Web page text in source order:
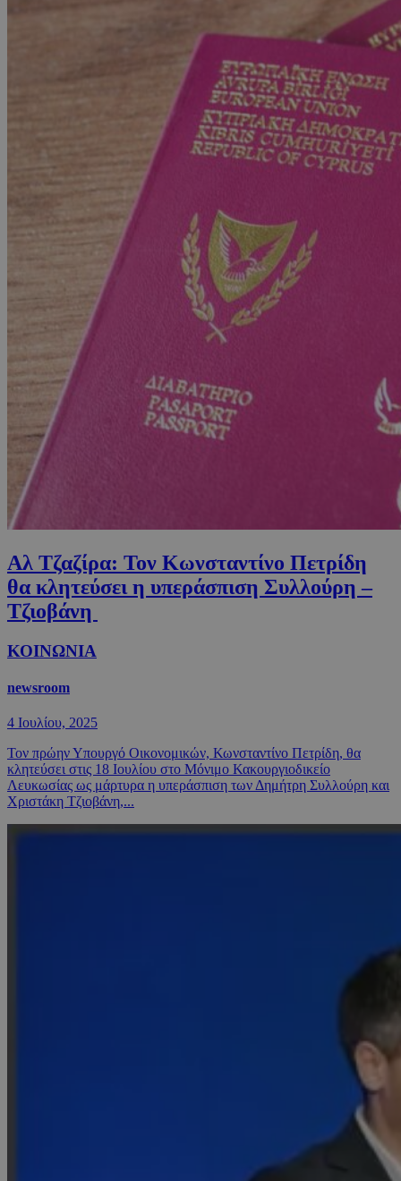
Αλ Τζαζίρα: Τον Κωνσταντίνο Πετρίδη
θα κλητεύσει η υπεράσπιση Συλλούρη –
Τζιοβάνη
ΚΟΙΝΩΝΙΑ
newsroom
4 Ιουλίου, 2025
Τον πρώην Υπουργό Οικονομικών, Κωνσταντίνο Πετρίδη, θα
κλητεύσει στις 18 Ιουλίου στο Μόνιμο Κακουργιοδικείο
Λευκωσίας ως μάρτυρα η υπεράσπιση των Δημήτρη Συλλούρη και
Χριστάκη Τζιοβάνη,...